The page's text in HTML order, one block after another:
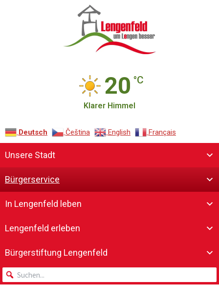
20 °C
Klarer Himmel
Deutsch Čeština‎ English Français
Unsere Stadt
Bürgerservice
In Lengenfeld leben
Lengenfeld erleben
Bürgerstiftung Lengenfeld